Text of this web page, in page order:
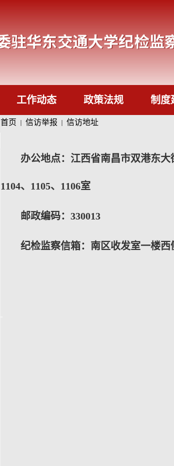
工作动态 政策法规 制度
首页 信访举报 信访地址
办公地点：江西省南昌市双港东大
1104、1105、1106室
邮政编码：330013
纪检监察信箱：南区收发室一楼西